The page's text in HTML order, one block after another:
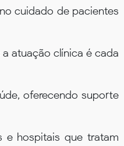
cuidado de pacientes
atuação clínica é cada
oferecendo suporte
e hospitais que tratam